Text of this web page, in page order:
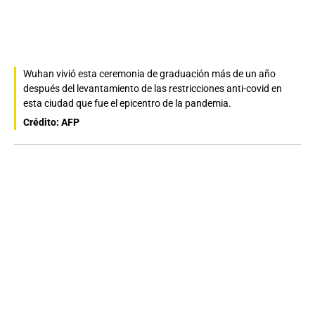
Wuhan vivió esta ceremonia de graduación más de un año
después del levantamiento de las restricciones anti-covid en
esta ciudad que fue el epicentro de la pandemia.
Crédito: AFP